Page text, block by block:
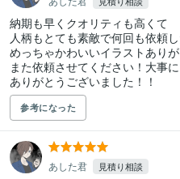
納期も早くクオリティも高くて
人柄もとても素敵で何回も依頼
めっちゃかわいいイラストあり
また依頼させてください！大事に
ありがとうございました！！
参考になった
あした君 見積り相談